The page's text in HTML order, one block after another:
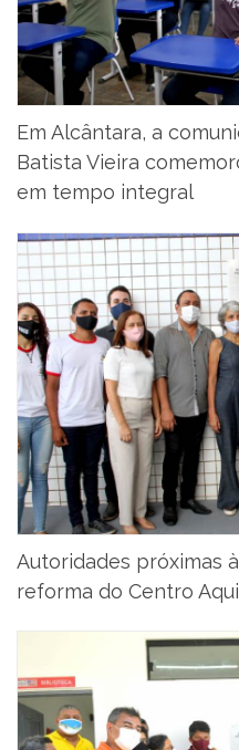
Em Alcântara, a
Batista Vieira
em tempo integral
Autoridades próximas
reforma do Centro